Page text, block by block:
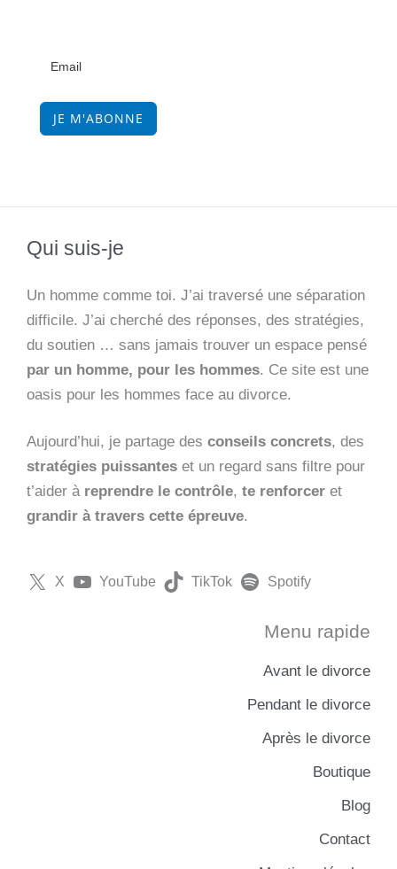
JE M'ABONNE
Qui suis-je
Un homme comme toi. J’ai traversé une séparation
difficile. J’ai cherché des réponses, des stratégies,
du soutien … sans jamais trouver un espace pensé
par un homme, pour les hommes. Ce site est une
oasis pour les hommes face au divorce.
Aujourd’hui, je partage des conseils concrets, des
stratégies puissantes et un regard sans filtre pour
t’aider à reprendre le contrôle, te renforcer et
grandir à travers cette épreuve.
X YouTube TikTok Spotify
Menu rapide
Avant le divorce
Pendant le divorce
Après le divorce
Boutique
Blog
Contact